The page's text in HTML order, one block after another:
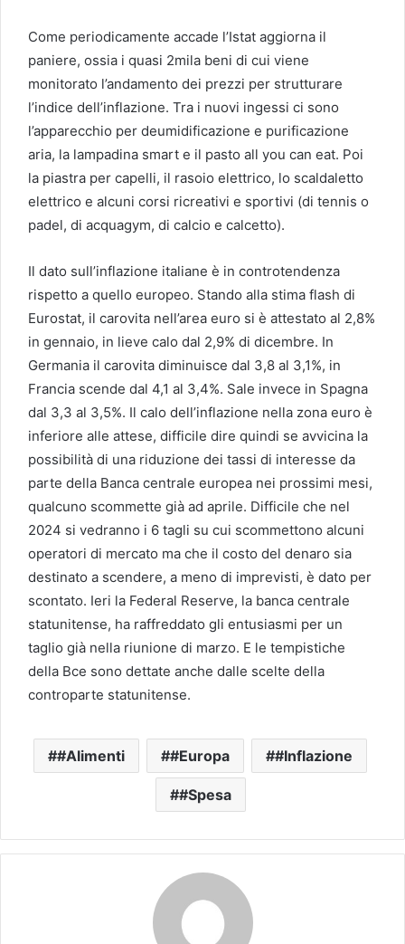
Come periodicamente accade l’Istat aggiorna il
paniere, ossia i quasi 2mila beni di cui viene
monitorato l’andamento dei prezzi per strutturare
l’indice dell’inflazione. Tra i nuovi ingessi ci sono
l’apparecchio per deumidificazione e purificazione
aria, la lampadina smart e il pasto all you can eat. Poi
la piastra per capelli, il rasoio elettrico, lo scaldaletto
elettrico e alcuni corsi ricreativi e sportivi (di tennis o
padel, di acquagym, di calcio e calcetto).
Il dato sull’inflazione italiane è in controtendenza
rispetto a quello europeo. Stando alla stima flash di
Eurostat, il carovita nell’area euro si è attestato al 2,8%
in gennaio, in lieve calo dal 2,9% di dicembre. In
Germania il carovita diminuisce dal 3,8 al 3,1%, in
Francia scende dal 4,1 al 3,4%. Sale invece in Spagna
dal 3,3 al 3,5%. Il calo dell’inflazione nella zona euro è
inferiore alle attese, difficile dire quindi se avvicina la
possibilità di una riduzione dei tassi di interesse da
parte della Banca centrale europea nei prossimi mesi,
qualcuno scommette già ad aprile. Difficile che nel
2024 si vedranno i 6 tagli su cui scommettono alcuni
operatori di mercato ma che il costo del denaro sia
destinato a scendere, a meno di imprevisti, è dato per
scontato. Ieri la Federal Reserve, la banca centrale
statunitense, ha raffreddato gli entusiasmi per un
taglio già nella riunione di marzo. E le tempistiche
della Bce sono dettate anche dalle scelte della
controparte statunitense.
#Alimenti #Europa #Inflazione
#Spesa